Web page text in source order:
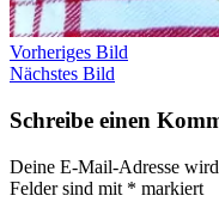
Vorheriges Bild
Nächstes Bild
Schreibe einen
Deine E-Mail-Adresse
Felder sind mit * markiert